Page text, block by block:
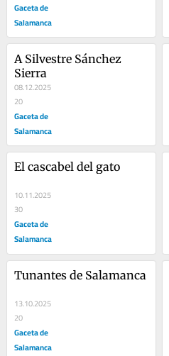
Gaceta de
Salamanca
A Silvestre Sánchez
Sierra
08.12.2025
20
Gaceta de
Salamanca
El cascabel del gato
10.11.2025
30
Gaceta de
Salamanca
Tunantes de Salamanca
13.10.2025
20
Gaceta de
Salamanca